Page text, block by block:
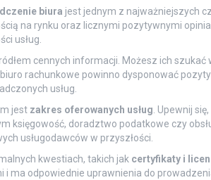
biura jest jednym z najważniejszych
na rynku oraz licznymi pozytywnymi
usług.
cennych informacji. Możesz ich
rachunkowe powinno dysponować
usług.
jest zakres oferowanych usług . Upewnij
księgowość, doradztwo podatkowe czy
usługodawców w przyszłości.
kwestiach, takich jak certyfikaty i
ma odpowiednie uprawnienia do